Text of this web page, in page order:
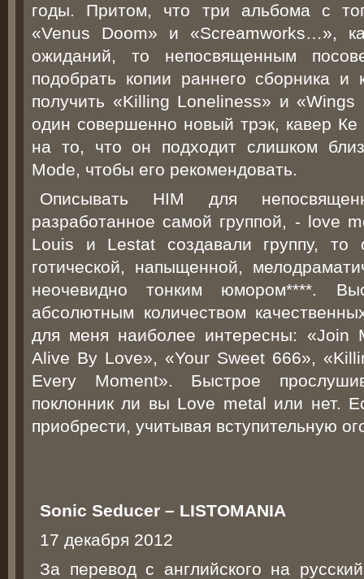
годы. Притом, что три альбома с
«Venus Doom» и «Screamworks…»,
ожиданий, то непосвященным
подобрать копии раннего сборника
получить «Killing Loneliness» и
один совершенно новый трэк, кавер
на то, что он подходит слишком
Mode, чтобы его рекомендовать.
Описывать HIM для
разработанное самой группой, - love
Louis и Lestat создавали группу,
готической, напыщенной,
неочевидно тонким юмором****.
абсолютным количеством
для меня наиболее интересны: «Join
Alive By Love», «Your Sweet 666»,
Every Moment». Быстрое
поклонник ли вы Love metal или нет.
приобрести, учитывая вступительную
Sonic Seducer – LISTOMANIA
17 декабря 2012
За перевод с английского на